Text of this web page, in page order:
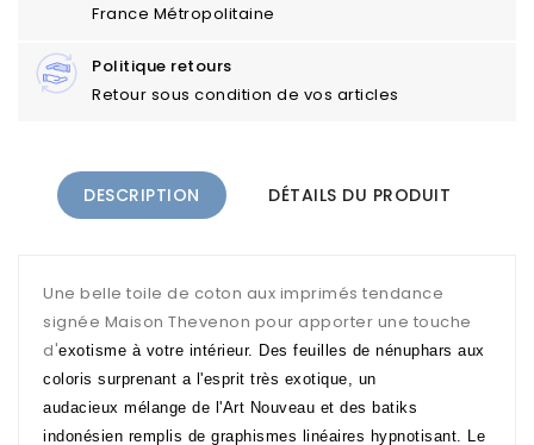
France Métropolitaine
Politique retours
Retour sous condition de vos articles
DESCRIPTION DÉTAILS DU PRODUIT
Une belle toile de coton aux imprimés tendance
signée Maison Thevenon pour apporter une touche
d'exotisme à votre intérieur. Des feuilles de nénuphars aux
coloris surprenant a l'esprit très exotique, un
audacieux mélange de l'Art Nouveau et des batiks
indonésien remplis de graphismes linéaires hypnotisant. Le